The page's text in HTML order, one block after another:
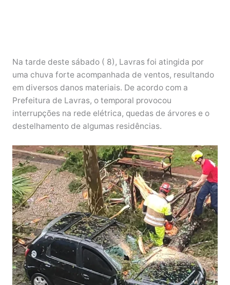
Na tarde deste sábado ( 8), Lavras foi atingida por
uma chuva forte acompanhada de ventos, resultando
em diversos danos materiais. De acordo com a
Prefeitura de Lavras, o temporal provocou
interrupções na rede elétrica, quedas de árvores e o
destelhamento de algumas residências.